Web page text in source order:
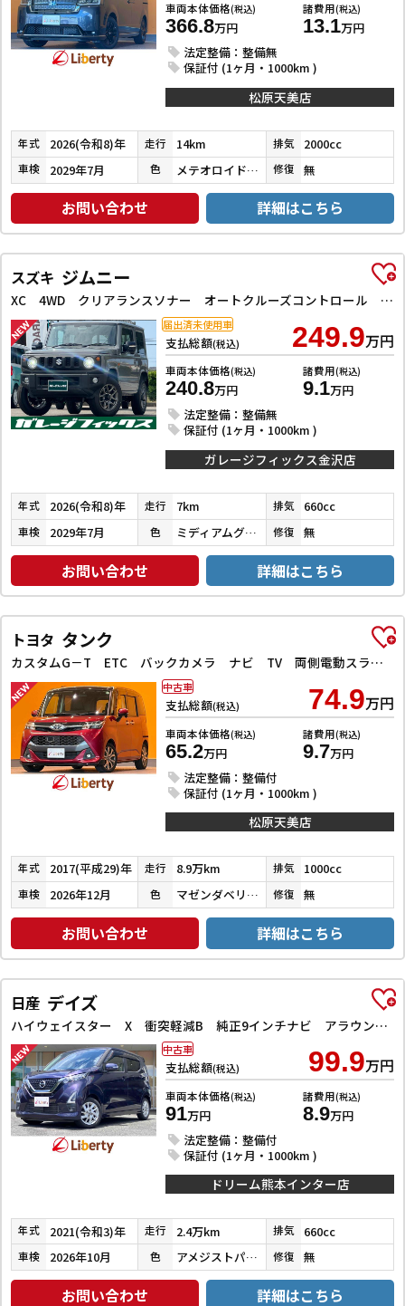
車両本体価格(税込)
366.8万円
諸費用(税込)
13.1万円
法定整備：整備無
保証付 (1ヶ月・1000km )
松原天美店
年式 2026(令和8)年 走行 14km 排気 2000cc
車検 2029年7月 色 メテオロイドグレーメタリック 修復 無
お問い合わせ 詳細はこちら
スズキ ジムニー
XC 4WD クリアランスソナー オートクルーズコントロール レーンアシスト 衝突被害軽減システム オートライト LEDヘッドランプ ヘッドライトウォッシャー スマートキー アイドリングストップ
支払総額(税込) 249.9万円
車両本体価格(税込)
240.8万円
諸費用(税込)
9.1万円
法定整備：整備無
保証付 (1ヶ月・1000km )
届出済未使用車
ガレージフィックス金沢店
年式 2026(令和8)年 走行 7km 排気 660cc
車検 2029年7月 色 ミディアムグレー 修復 無
お問い合わせ 詳細はこちら
トヨタ タンク
カスタムG－T ETC バックカメラ ナビ TV 両側電動スライドドア クリアランスソナー オートクルーズコントロール 衝突被害軽減システム アルミホイール LEDヘッドランプ スマートキー
支払総額(税込) 74.9万円
車両本体価格(税込)
65.2万円
諸費用(税込)
9.7万円
法定整備：整備付
保証付 (1ヶ月・1000km )
中古車
松原天美店
年式 2017(平成29)年 走行 8.9万km 排気 1000cc
車検 2026年12月 色 マゼンダベリーマイカメタリック／ブラックマイカメタリック 修復 無
お問い合わせ 詳細はこちら
日産 デイズ
ハイウェイスター X 衝突軽減B 純正9インチナビ アラウンドビューモニター ETC LEDヘッドライト フォグライト スマートキー プッシュスタート アイドリングストップ 革巻きステアリング オートエアコン
支払総額(税込) 99.9万円
車両本体価格(税込)
91万円
諸費用(税込)
8.9万円
法定整備：整備付
保証付 (1ヶ月・1000km )
中古車
ドリーム熊本インター店
年式 2021(令和3)年 走行 2.4万km 排気 660cc
車検 2026年10月 色 アメジストパープルパールメタリック 修復 無
お問い合わせ 詳細はこちら